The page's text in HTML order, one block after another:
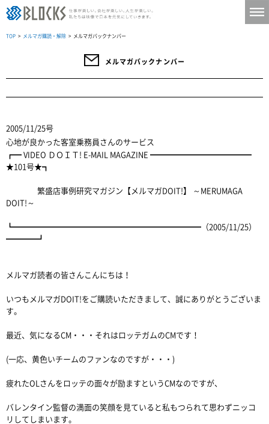
TOP > メルマガ購読・解除 > メルマガバックナンバー
メルマガバックナンバー
2005/11/25号
心地が良かった客室乗務員さんのサービス
┏━ VIDEO ＤＯＩＴ! E-MAIL MAGAZINE ━━━━━━━━━━━━━
★101号★┓
繁盛店事例研究マガジン【メルマガDOIT!】 ～MERUMAGA
DOIT!～
┗━━━━━━━━━━━━━━━━━━━━━━━━（2005/11/25）
━━━━┛
メルマガ読者の皆さんこんにちは！
いつもメルマガDOIT!をご購読いただきまして、誠にありがとうございま
す。
最近、気になるCM・・・それはロッテガムのCMです！
(一応、黄色いチームのファンなのですが・・・)
疲れたOLさんをロッテの面々が励ますというCMなのですが、
バレンタイン監督の満面の笑顔を見ていると私もつられて思わずニッコ
リしてしまいます。